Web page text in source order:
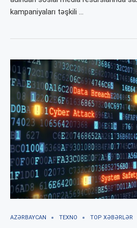
kampaniyaları təşkili …
AZƏRBAYCAN TEXNO TOP XƏBƏRLƏR